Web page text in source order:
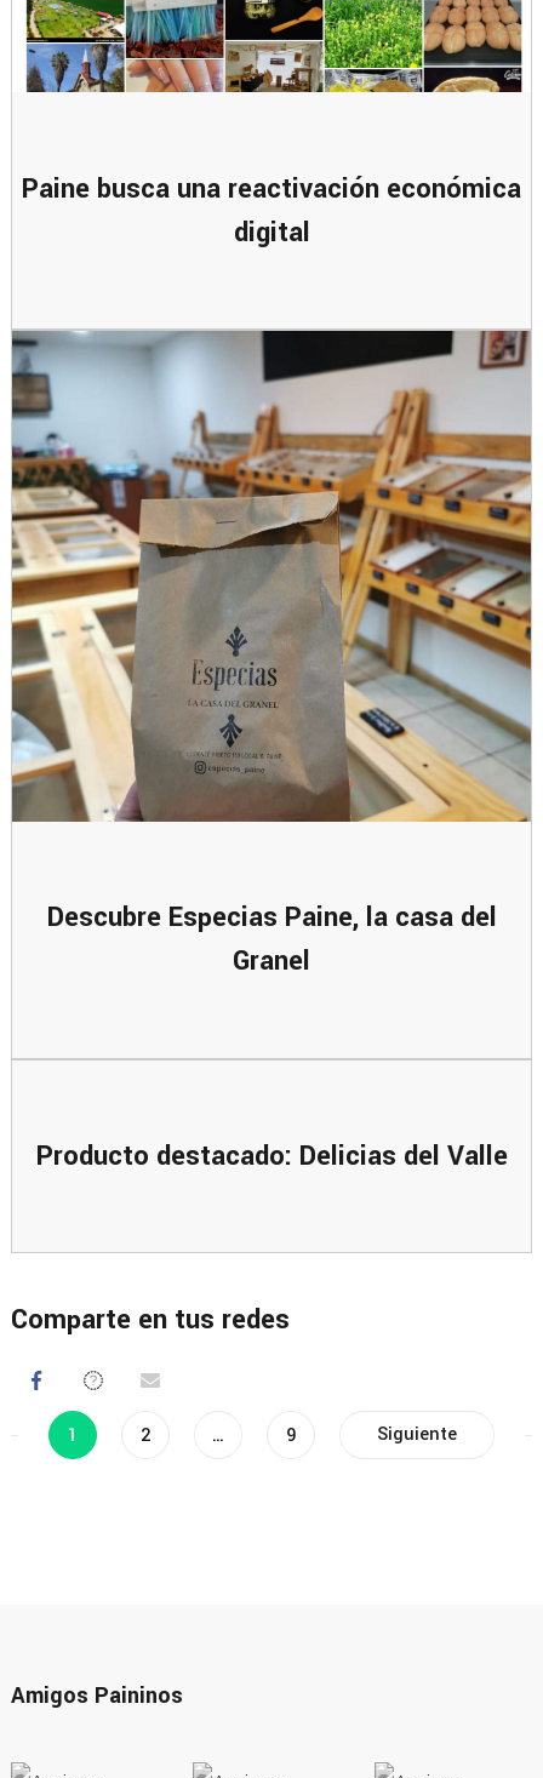
Paine busca una reactivación económica
digital
Descubre Especias Paine, la casa del
Granel
Producto destacado: Delicias del Valle
Comparte en tus redes
Navegación
Página
1 Página
2 … Página
9 Siguiente
Amigos Paininos